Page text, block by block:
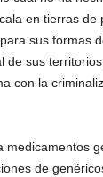
en tierras
sus formas
de sus
con la
de